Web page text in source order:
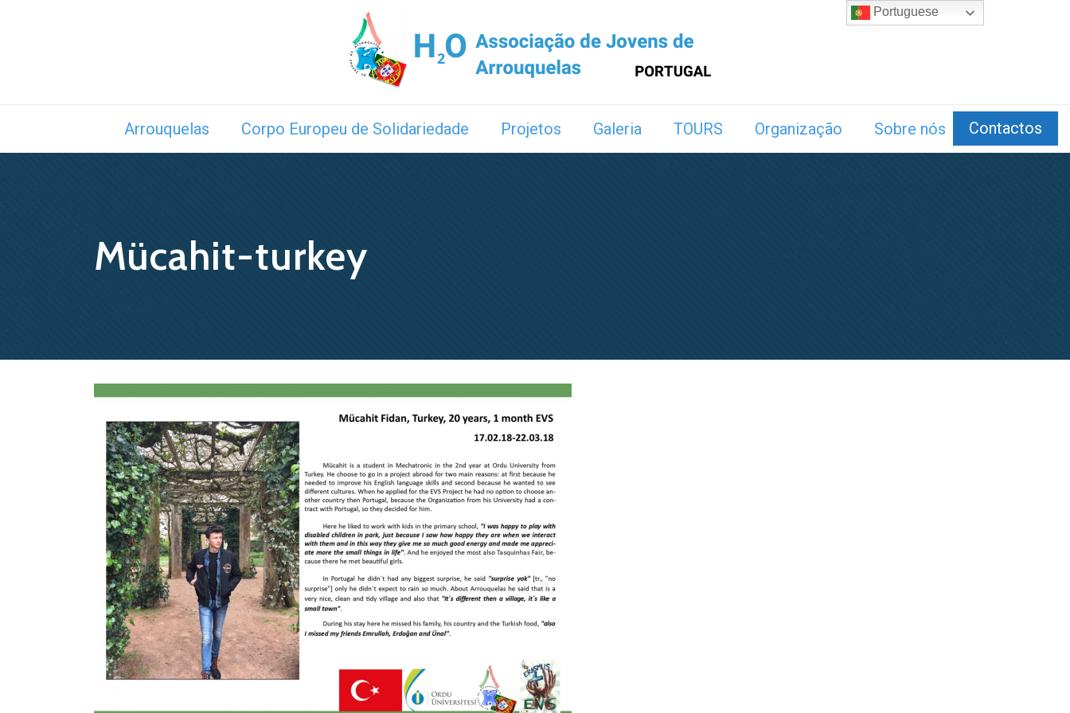
Arrouquelas Corpo Europeu de Solidariedade Projetos Galeria TOURS Organização Sobre nós Contactos
Mücahit-turkey
Portuguese